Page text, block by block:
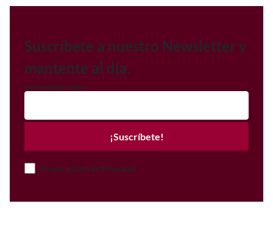
Suscríbete a nuestro Newsletter y
mantente al día.
Correo electrónico
¡Suscríbete!
Acepto el Aviso de Privacidad